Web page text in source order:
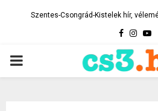
Szentes-Csongrád-Kistelek hír,
Facebook
PRIMARY